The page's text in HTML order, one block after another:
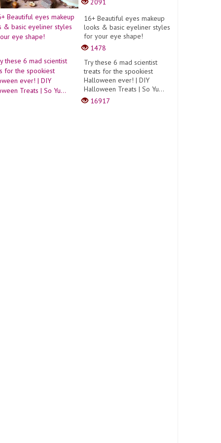
2091
16+ Beautiful eyes makeup
looks & basic eyeliner styles
for your eye shape!
1478
Try these 6 mad scientist
treats for the spookiest
Halloween ever! | DIY
Halloween Treats | So Yu...
16917